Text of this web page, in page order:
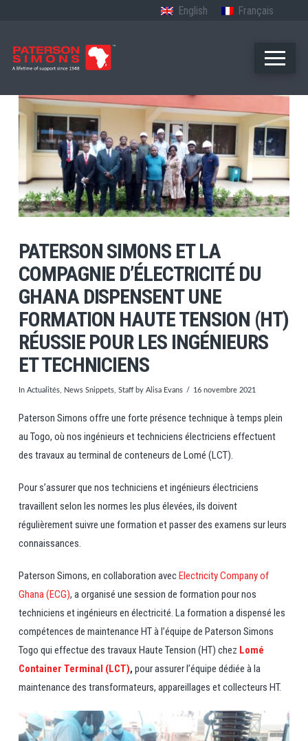
English Français
PATERSON SIMONS ET LA
COMPAGNIE D’ÉLECTRICITÉ DU
GHANA DISPENSENT UNE
FORMATION HAUTE TENSION (HT)
RÉUSSIE POUR LES INGÉNIEURS
ET TECHNICIENS
In Actualités, News Snippets, Staffby Alisa Evans 16 novembre 2021
Paterson Simons offre une forte présence technique à temps plein
au Togo, où nos ingénieurs et techniciens électriciens effectuent
des travaux au terminal de conteneurs de Lomé (LCT).
Pour s’assurer que nos techniciens et ingénieurs électriciens
travaillent selon les normes les plus élevées, ils doivent
régulièrement suivre une formation et passer des examens sur leurs
connaissances.
Paterson Simons, en collaboration avec Electricity Company of
Ghana (ECG), a organisé une session de formation pour nos
techniciens et ingénieurs en électricité. La formation a dispensé les
compétences de maintenance HT à l’équipe de Paterson Simons
Togo qui effectue des travaux Haute Tension (HT) chez Lomé
Container Terminal (LCT), pour assurer l’équipe dédiée à la
maintenance des transformateurs, appareillages et collecteurs HT.